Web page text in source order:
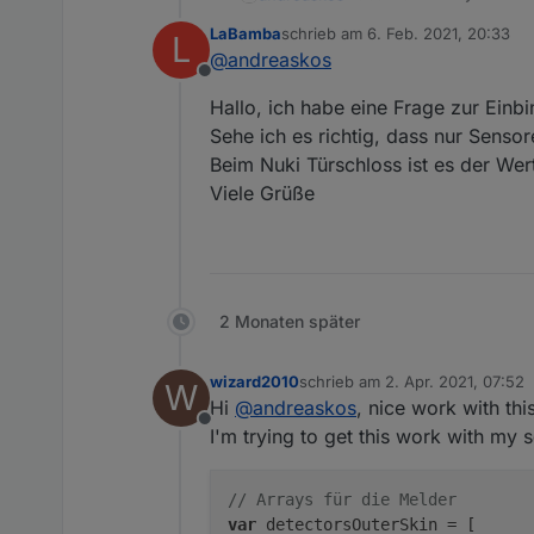
Kurzfassung
Langfassung
Verwendung in Scripts,
Für die Einbruchsmelder
sie geschlossen sind).
der Objekte in ioBroker
In dieser
Öffnungskontakte,
Bewegungsmelder,
Funktion: scharf/
Grundsätzlich kann die
Bediener selbst extern
verwendet werden.
Die Scharfschaltung für
Das bedeutet also,
enthalten sein.
ACHTUNG: Scharf
also geschlossen sind!
L
Offline
LaBambaschrieb am 6. Feb. 2021, 20:33
zuletzt editiert von
@andreaskos
Hallo, ich habe eine Frage zur
Sehe ich es richtig, dass nur
Beim Nuki Türschloss ist es der
Viele Grüße
2 Monaten später
W
Offline
wizard2010schrieb am 2. Apr. 2021, 07:52
zuletzt editiert von
Hi @andreaskos, nice work with
I'm trying to get this work with my
// Arrays für die Melder
var detectorsOuterSkin = [